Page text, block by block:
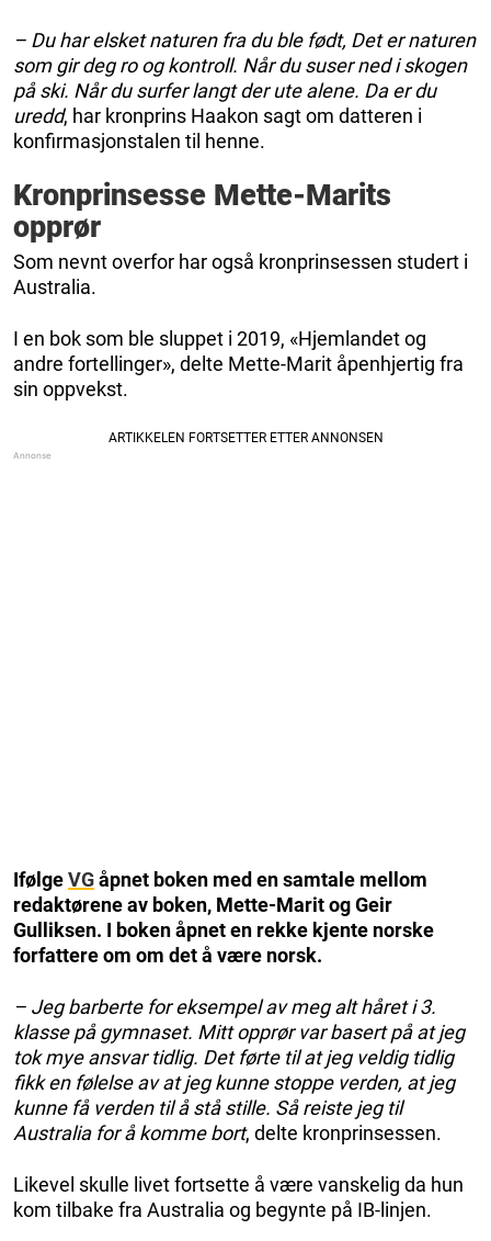
– Du har elsket naturen fra du ble født, Det er naturen
som gir deg ro og kontroll. Når du suser ned i skogen
på ski. Når du surfer langt der ute alene. Da er du
uredd, har kronprins Haakon sagt om datteren i
konfirmasjonstalen til henne.
Kronprinsesse Mette-Marits
opprør
Som nevnt overfor har også kronprinsessen studert i
Australia.
I en bok som ble sluppet i 2019, «Hjemlandet og
andre fortellinger», delte Mette-Marit åpenhjertig fra
sin oppvekst.
IfølgeVGåpnet boken med en samtale mellom
redaktørene av boken, Mette-Marit og Geir
Gulliksen. I boken åpnet en rekke kjente norske
forfattere om om det å være norsk.
– Jeg barberte for eksempel av meg alt håret i 3.
klasse på gymnaset. Mitt opprør var basert på at jeg
tok mye ansvar tidlig. Det førte til at jeg veldig tidlig
fikk en følelse av at jeg kunne stoppe verden, at jeg
kunne få verden til å stå stille. Så reiste jeg til
Australia for å komme bort, delte kronprinsessen.
Likevel skulle livet fortsette å være vanskelig da hun
kom tilbake fra Australia og begynte på IB-linjen.